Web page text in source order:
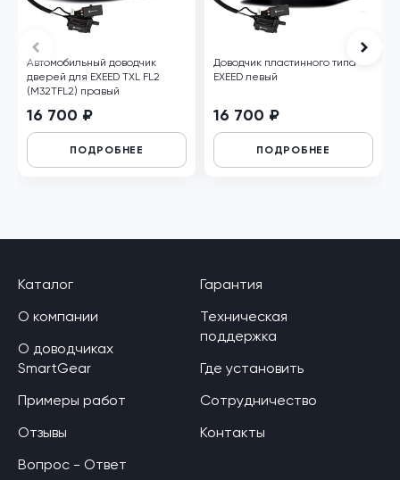
Автомобильный доводчик
дверей для EXEED TXL FL2
(M32TFL2) правый
16 700 ₽
ПОДРОБНЕЕ
Доводчик пластинного типа
EXEED левый
16 700 ₽
ПОДРОБНЕЕ
Каталог
О компании
О доводчиках
SmartGear
Примеры работ
Отзывы
Вопрос - Ответ
Гарантия
Техническая
поддержка
Где установить
Сотрудничество
Контакты